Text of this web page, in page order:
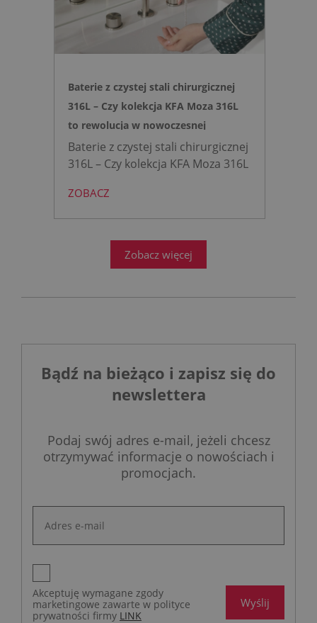
Baterie z czystej stali chirurgicznej
316L – Czy kolekcja KFA Moza 316L
to rewolucja w nowoczesnej
łazience?
Baterie z czystej stali chirurgicznej
316L – Czy kolekcja KFA Moza 316L
łazience?
projektowanie łazienek stanęło
ZOBACZ
Zobacz więcej
Bądź na bieżąco i zapisz się do
newslettera
Podaj swój adres e-mail, jeżeli chcesz
otrzymywać informacje o nowościach i
promocjach.
Akceptuję wymagane zgody
marketingowe zawarte w polityce
prywatności firmy LINK
Wyślij